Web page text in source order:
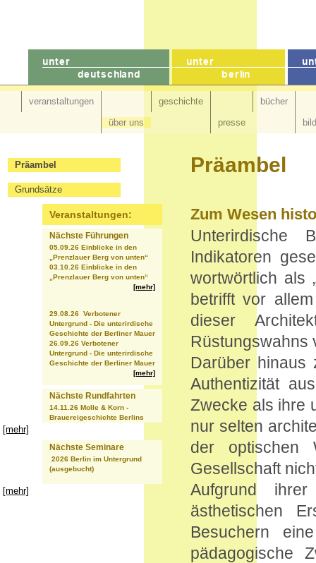
veranstaltungen
über uns
geschichte
presse
bücher
Präambel
Grundsätze
Veranstaltungen:
Nächste Führungen
05.09.26 Einblicke in den
„Prenzlauer Berg von unten“
03.10.26 Einblicke in den
„Prenzlauer Berg von unten“
[mehr]
29.08.26 Verbotener
Untergrund - Die unterirdische
Geschichte der Berliner Mauer
26.09.26 Verbotener
Untergrund - Die unterirdische
Geschichte der Berliner Mauer
[mehr]
Nächste Rundfahrten
14.11.26 Molle & Korn -
Brauereigeschichte Berlins
[mehr]
Nächste Seminare
2026 Berlin im Untergrund
(ausgebucht)
[mehr]
Präambel
Zum Wesen
Unterirdische
Indikatoren
wortwörtlich als
betrifft vor
dieser
Rüstungswahns
Darüber hinaus
Authentizität
Zwecke als ihre
nur selten
der optischen
Gesellschaft
Aufgrund
ästhetischen
Besuchern
pädagogische